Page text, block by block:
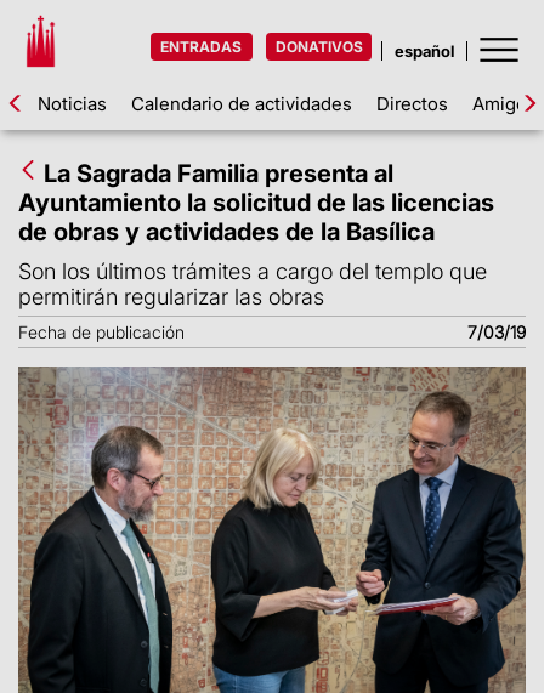
ENTRADAS DONATIVOS
Noticias Calendario de actividades Directos Amigos
La Sagrada Familia presenta al
Ayuntamiento la solicitud de las licencias
de obras y actividades de la Basílica
Son los últimos trámites a cargo del templo que
permitirán regularizar las obras
Fecha de publicación 7/03/19